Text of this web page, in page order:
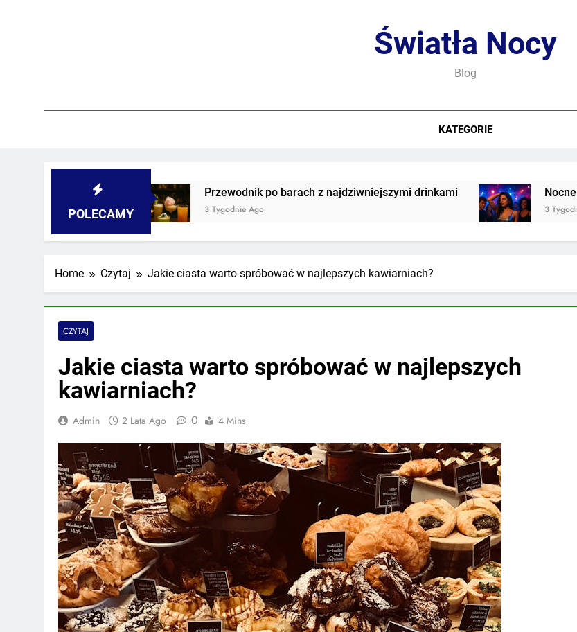
Światła Nocy
Blog
KATEGORIE
POLECAMY
Przewodnik po barach z najdziwniejszymi drinkami
3 Tygodnie Ago
Nocne życie we
3 Tygodnie Ago
Home Czytaj Jakie ciasta warto spróbować w najlepszych kawiarniach?
CZYTAJ
Jakie ciasta warto spróbować w najlepszych
kawiarniach?
Admin 2 Lata Ago 0 4 Mins